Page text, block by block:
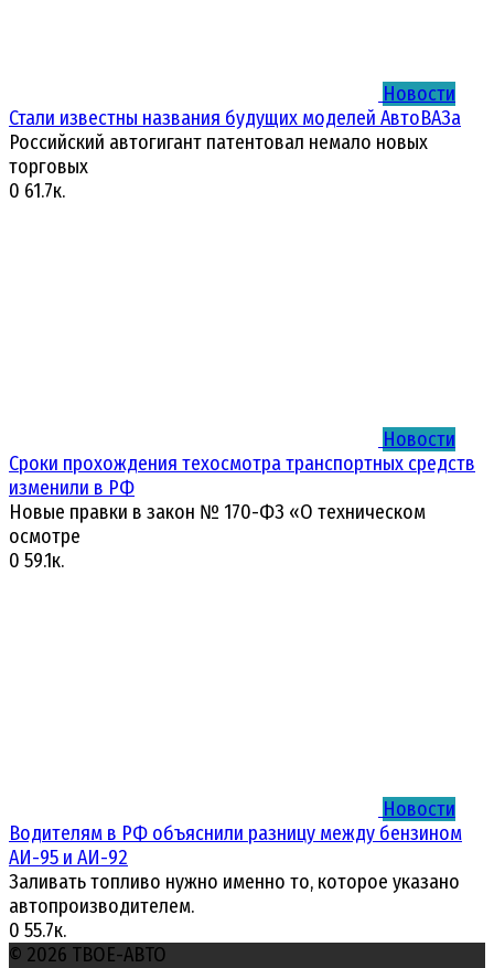
Новости
Стали известны названия будущих моделей АвтоВАЗа
Российский автогигант патентовал немало новых
торговых
0 61.7к.
Новости
Сроки прохождения техосмотра транспортных средств
изменили в РФ
Новые правки в закон № 170-ФЗ «О техническом
осмотре
0 59.1к.
Новости
Водителям в РФ объяснили разницу между бензином
АИ-95 и АИ-92
Заливать топливо нужно именно то, которое указано
автопроизводителем.
0 55.7к.
© 2026 ТВОЕ-АВТО